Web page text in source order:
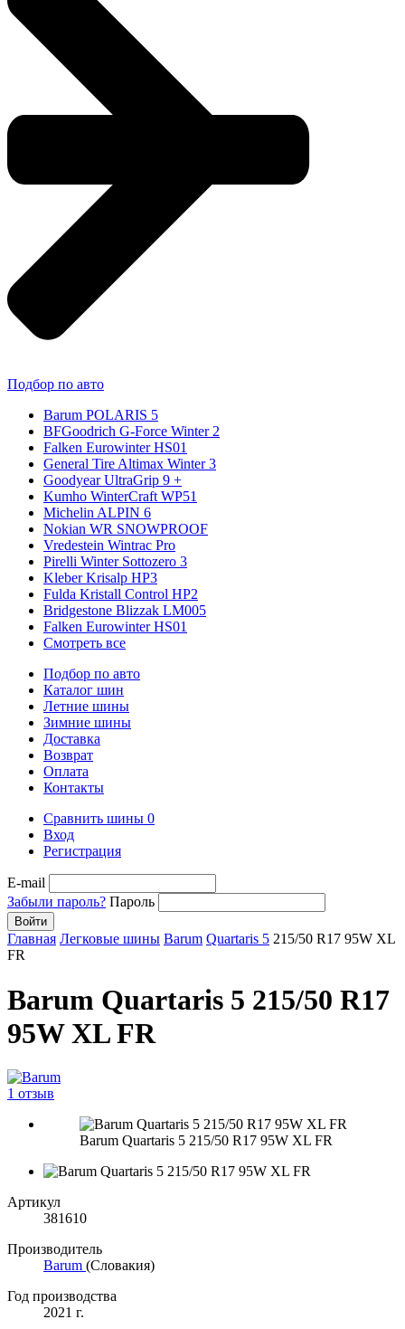
Подбор по авто
Barum POLARIS 5
BFGoodrich G-Force Winter 2
Falken Eurowinter HS01
General Tire Altimax Winter 3
Goodyear UltraGrip 9 +
Kumho WinterCraft WP51
Michelin ALPIN 6
Nokian WR SNOWPROOF
Vredestein Wintrac Pro
Pirelli Winter Sottozero 3
Kleber Krisalp HP3
Fulda Kristall Control HP2
Bridgestone Blizzak LM005
Falken Eurowinter HS01
Смотреть все
Подбор по авто
Каталог шин
Летние шины
Зимние шины
Доставка
Возврат
Оплата
Контакты
Сравнить шины 0
Вход
Регистрация
E-mail
Забыли пароль? Пароль
Войти
Главная Легковые шины Barum Quartaris 5 215/50 R17 95W XL
FR
Barum Quartaris 5 215/50 R17
95W XL FR
1 отзыв
Barum Quartaris 5 215/50 R17 95W XL FR
Артикул
381610
Производитель
Barum (Словакия)
Год производства
2021 г.